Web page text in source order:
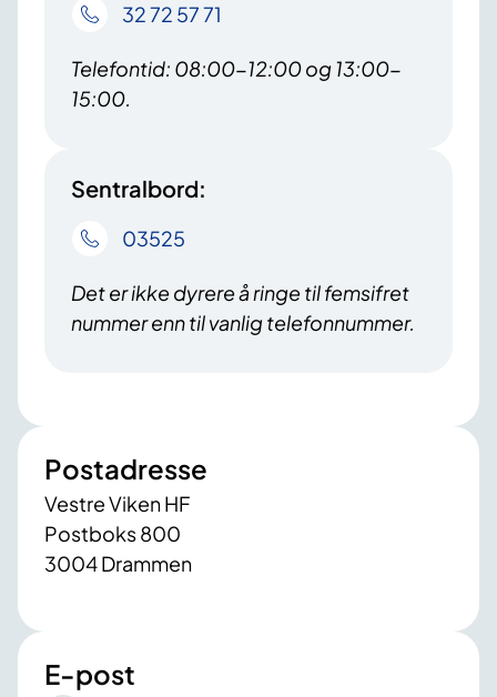
32 72 57 71
Telefontid: 08:00-12:00 og 13:00-
15:00.
Sentralbord:
03525
Det er ikke dyrere å ringe til femsifret
nummer enn til vanlig telefonnummer.
Postadresse
Vestre Viken HF
Postboks 800
3004 Drammen
E-post